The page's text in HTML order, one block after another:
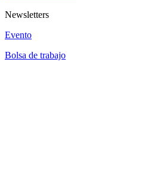
Newsletters
Evento
Bolsa de trabajo